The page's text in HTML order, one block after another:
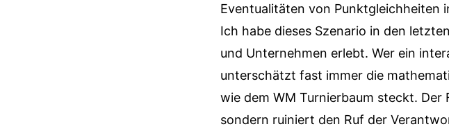
Eventualitäten von Punktgleichheiten
Ich habe dieses Szenario in den
und Unternehmen erlebt. Wer ein
unterschätzt fast immer die
wie dem WM Turnierbaum steckt. Der
sondern ruiniert den Ruf der